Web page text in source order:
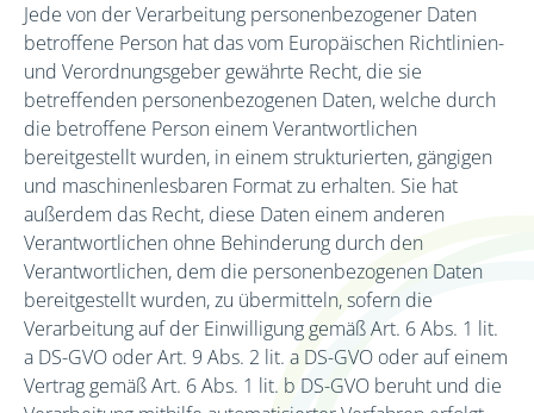
Jede von der Verarbeitung personenbezogener Daten
betroffene Person hat das vom Europäischen Richtlinien-
und Verordnungsgeber gewährte Recht, die sie
betreffenden personenbezogenen Daten, welche durch
die betroffene Person einem Verantwortlichen
bereitgestellt wurden, in einem strukturierten, gängigen
und maschinenlesbaren Format zu erhalten. Sie hat
außerdem das Recht, diese Daten einem anderen
Verantwortlichen ohne Behinderung durch den
Verantwortlichen, dem die personenbezogenen Daten
bereitgestellt wurden, zu übermitteln, sofern die
Verarbeitung auf der Einwilligung gemäß Art. 6 Abs. 1 lit.
a DS-GVO oder Art. 9 Abs. 2 lit. a DS-GVO oder auf einem
Vertrag gemäß Art. 6 Abs. 1 lit. b DS-GVO beruht und die